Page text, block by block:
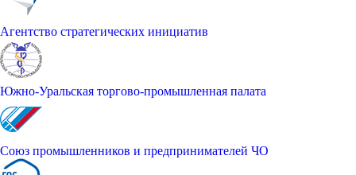
Агентство стратегических инициатив
Южно-Уральская торгово-промышленная палата
Союз промышленников и предпринимателей ЧО